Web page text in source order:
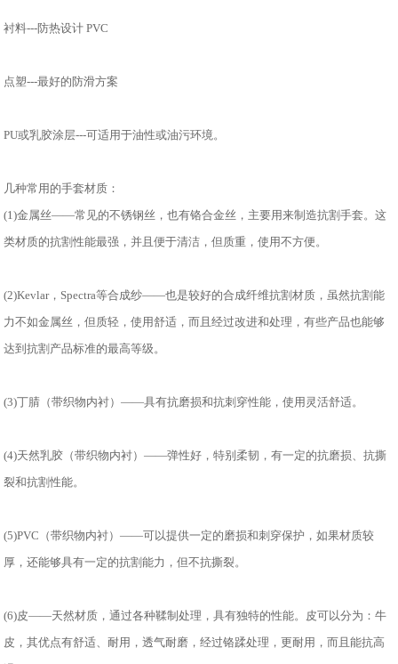
衬料---防热设计 PVC
点塑---最好的防滑方案
PU或乳胶涂层---可适用于油性或油污环境。
几种常用的手套材质：
(1)金属丝——常见的不锈钢丝，也有铬合金丝，主要用来制造抗割手套。这
类材质的抗割性能最强，并且便于清洁，但质重，使用不方便。
(2)Kevlar，Spectra等合成纱——也是较好的合成纤维抗割材质，虽然抗割能
力不如金属丝，但质轻，使用舒适，而且经过改进和处理，有些产品也能够
达到抗割产品标准的最高等级。
(3)丁腈（带织物内衬）——具有抗磨损和抗刺穿性能，使用灵活舒适。
(4)天然乳胶（带织物内衬）——弹性好，特别柔韧，有一定的抗磨损、抗撕
裂和抗割性能。
(5)PVC（带织物内衬）——可以提供一定的磨损和刺穿保护，如果材质较
厚，还能够具有一定的抗割能力，但不抗撕裂。
(6)皮——天然材质，通过各种鞣制处理，具有独特的性能。皮可以分为：牛
皮，其优点有舒适、耐用，透气耐磨，经过铬蹂处理，更耐用，而且能抗高